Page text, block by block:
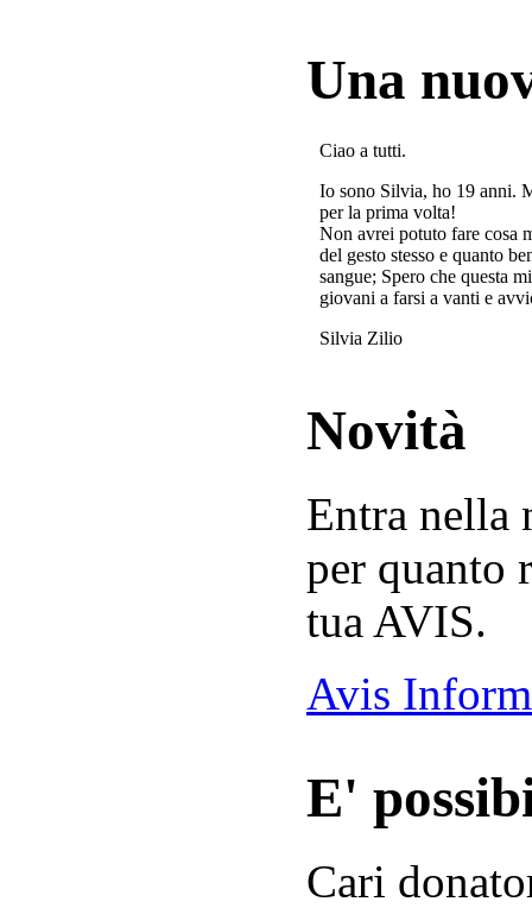
Una
Ciao a tutti.
Io sono Silvia, ho 19 anni.
per la prima volta!
Non avrei potuto fare cosa
del gesto stesso e quanto
sangue; Spero che questa
giovani a farsi a vanti e
Silvia Zilio
Novità
Entra nella
per quanto
tua AVIS.
Avis
E'
Cari